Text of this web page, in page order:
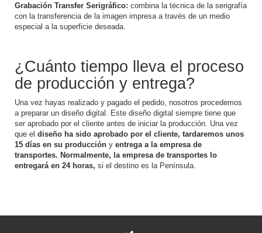
Grabación Transfer Serigráfico: combina la técnica de la serigrafía
con la transferencia de la imagen impresa a través de un medio
especial a la superficie deseada.
¿Cuánto tiempo lleva el proceso
de producción y entrega?
Una vez hayas realizado y pagado el pedido, nosotros procedemos
a preparar un diseño digital. Este diseño digital siempre tiene que
ser aprobado por el cliente antes de iniciar la producción. Una vez
que el diseño ha sido aprobado por el cliente, tardaremos unos
15 días en su producción y entrega a la empresa de
transportes. Normalmente, la empresa de transportes lo
entregará en 24 horas, si el destino es la Península.